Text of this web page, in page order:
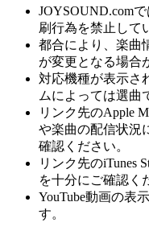
JOYSOUND.com
刷行為を禁止して
都合により、楽曲
が変更となる場合
対応機種が表示さ
ムによっては選曲
リンク先のApple
や楽曲の配信状況
確認ください。
リンク先のiTunes
を十分にご確認く
YouTube動画の表
す。